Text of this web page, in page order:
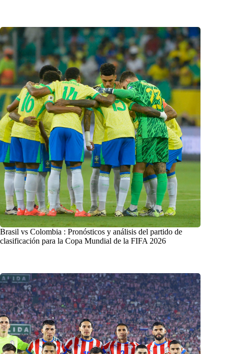
Brasil vs Colombia : Pronósticos y análisis del partido de
clasificación para la Copa Mundial de la FIFA 2026